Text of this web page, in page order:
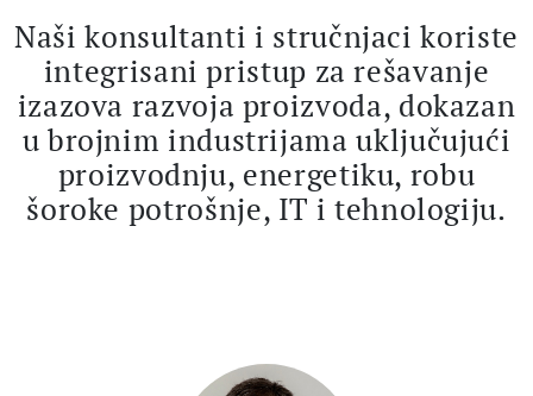
Naši konsultanti i stručnjaci koriste
integrisani pristup za rešavanje
izazova razvoja proizvoda, dokazan
u brojnim industrijama uključujući
proizvodnju, energetiku, robu
šoroke potrošnje, IT i tehnologiju.